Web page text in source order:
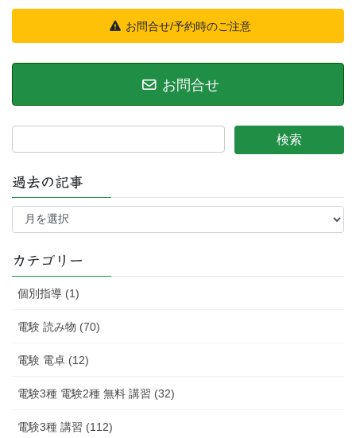
お問合せ/予約時のご注意
お問合せ
過去の記事
過
記
カテゴリー
個別指導 (1)
電験 読み物 (70)
電験 電卓 (12)
電験3種 電験2種 無料 講習 (32)
電験3種 講習 (112)